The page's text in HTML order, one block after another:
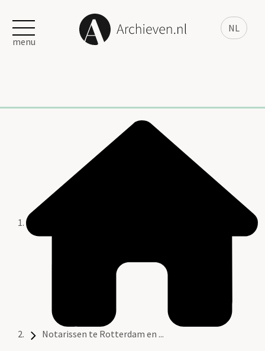
NL
menu
Notarissen te Rotterdam en ...